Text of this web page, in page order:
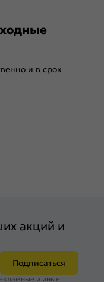
и в срок
акций и
Подписаться
и иные